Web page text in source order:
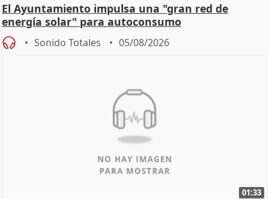
El Ayuntamiento impulsa una "gran red de
energía solar" para autoconsumo
Sonido Totales 05/08/2026
01:33